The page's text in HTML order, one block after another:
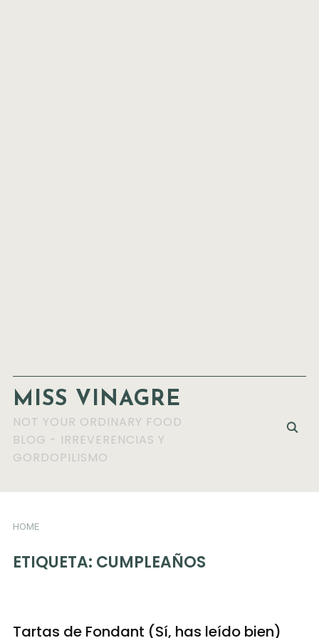
MISS VINAGRE
NOT YOUR ORDINARY FOOD
BLOG - IRREVERENCIAS Y
GORDOPILISMO
HOME
ETIQUETA: CUMPLEAÑOS
Tartas de Fondant (Sí, has leído bien)